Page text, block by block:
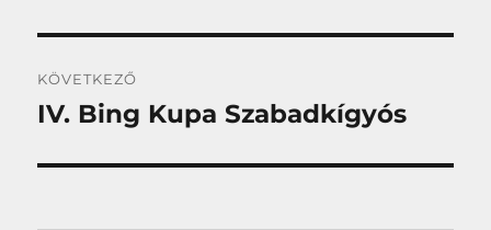
KÖVETKEZŐ
Következő
IV. Bing Kupa Szabadkígyós